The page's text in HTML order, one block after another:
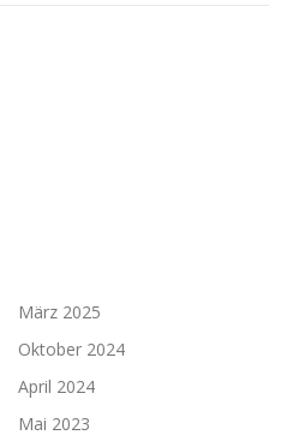
März 2025
Oktober 2024
April 2024
Mai 2023